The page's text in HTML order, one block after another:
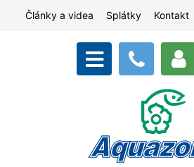
Články a videa Splátky Kontakt